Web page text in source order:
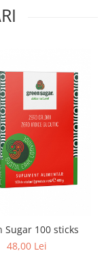
Sugar 100 sticks
48,00 Lei